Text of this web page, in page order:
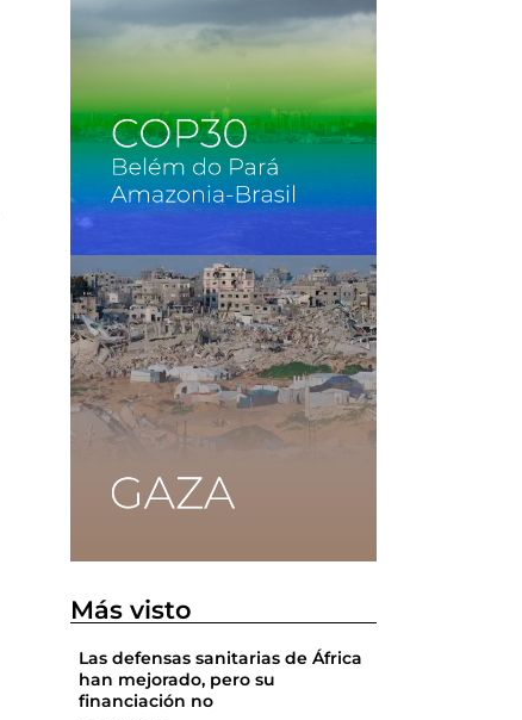
Más visto
Las defensas sanitarias de África
han mejorado, pero su
financiación no